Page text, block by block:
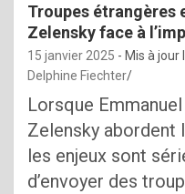
Troupes étrangères
Zelensky face à
15 janvier 2025 - Mis à jour
Delphine Fiechter
Lorsque
Zelensky abordent
les enjeux sont
d’envoyer des